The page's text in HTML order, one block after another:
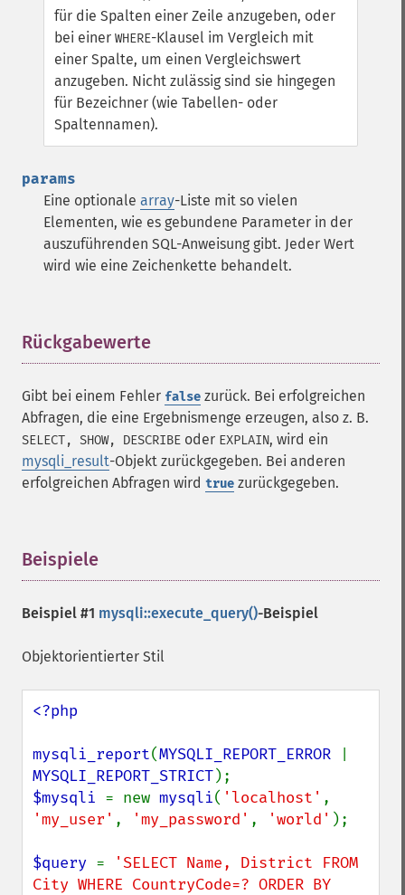
für die Spalten einer Zeile anzugeben, oder
bei einer WHERE-Klausel im Vergleich mit
einer Spalte, um einen Vergleichswert
anzugeben. Nicht zulässig sind sie hingegen
für Bezeichner (wie Tabellen- oder
Spaltennamen).
params
Eine optionale array-Liste mit so vielen
Elementen, wie es gebundene Parameter in der
auszuführenden SQL-Anweisung gibt. Jeder Wert
wird wie eine Zeichenkette behandelt.
Rückgabewerte
Gibt bei einem Fehler false zurück. Bei erfolgreichen
Abfragen, die eine Ergebnismenge erzeugen, also z. B.
SELECT, SHOW, DESCRIBE oder EXPLAIN, wird ein
mysqli_result-Objekt zurückgegeben. Bei anderen
erfolgreichen Abfragen wird true zurückgegeben.
Beispiele
Beispiel #1 mysqli::execute_query()-Beispiel
Objektorientierter Stil
<?php
mysqli_report(MYSQLI_REPORT_ERROR
MYSQLI_REPORT_STRICT
$mysqli = new mysqli( 'localhost'
'my_user' , 'my_password' , 'world' );
$query =
'SELECT Name, District FROM
City WHERE CountryCode=? ORDER BY